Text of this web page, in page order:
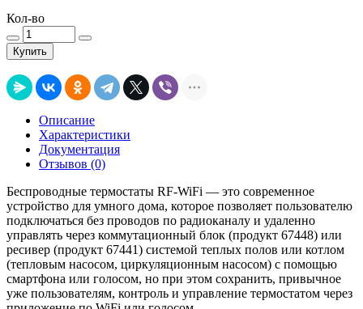
Кол-во
Купить
Описание
Характеристики
Документация
Отзывов (0)
Беспроводные термостаты RF-WiFi — это современное
устройство для умного дома, которое позволяет пользователю
подключаться без проводов по радиоканалу и удаленно
управлять через коммутационный блок (продукт 67448) или
ресивер (продукт 67441) системой теплых полов или котлом
(тепловым насосом, циркуляционным насосом) с помощью
смартфона или голосом, но при этом сохранить, привычное
уже пользователям, контроль и управление термостатом через